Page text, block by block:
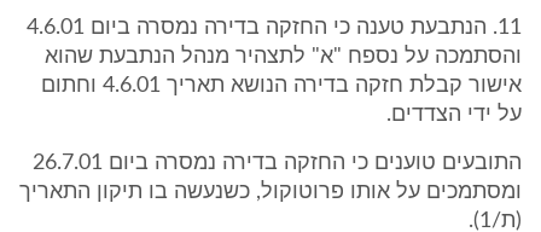
11. הנתבעת טענה כי החזקה בדירה נמסרה ביום 4.6.01
והסתמכה על נספח "א" לתצהיר מנהל הנתבעת שהוא
אישור קבלת חזקה בדירה הנושא תאריך 4.6.01 וחתום
על ידי הצדדים.
התובעים טוענים כי החזקה בדירה נמסרה ביום 26.7.01
ומסתמכים על אותו פרוטוקול, כשנעשה בו תיקון התאריך
(ת/1).